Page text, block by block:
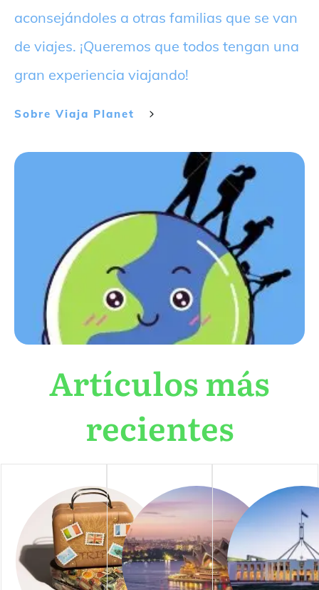
aconsejándoles a otras familias que se van
de viajes. ¡Queremos que todos tengan una
gran experiencia viajando!
Sobre Viaja Planet
Artículos más
recientes